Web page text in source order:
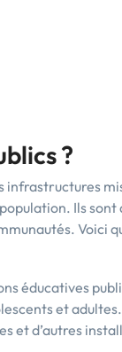
?
infrastructures
Ils
Voici
éducatives
et
et d’autres